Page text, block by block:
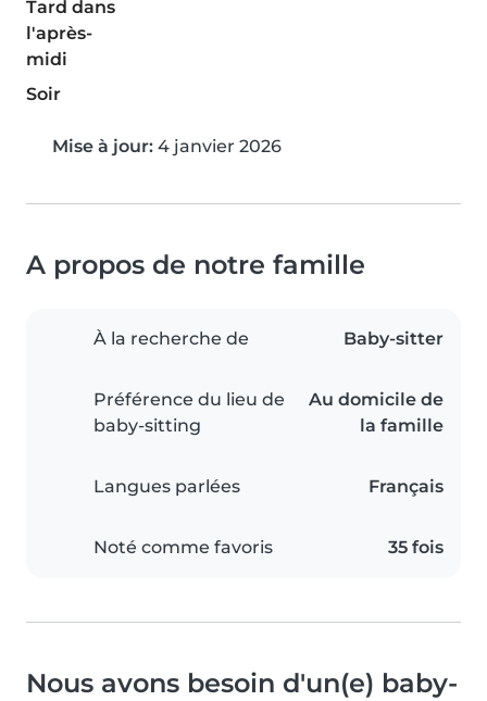
Tard dans
l'après-
midi
Soir
Mise à jour: 4 janvier 2026
A propos de notre famille
À la recherche de Baby-sitter
Préférence du lieu de
baby-sitting
Au domicile de
la famille
Langues parlées Français
Noté comme favoris 35 fois
Nous avons besoin d'un(e) baby-